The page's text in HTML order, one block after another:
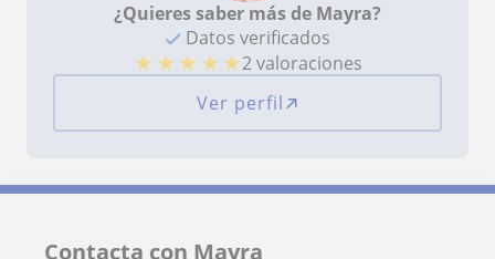
¿Quieres saber más de Mayra?
Datos verificados
★ ★ ★ ★ ★2 valoraciones
Ver perfil
Contacta con Mayra